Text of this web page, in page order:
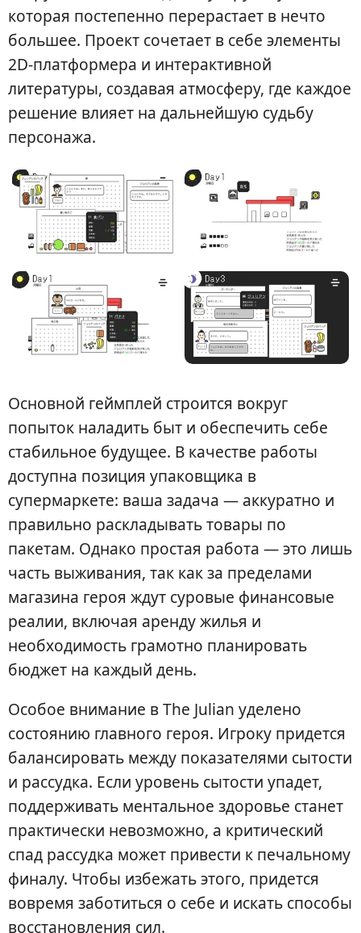
которая постепенно перерастает в нечто
большее. Проект сочетает в себе элементы
2D-платформера и интерактивной
литературы, создавая атмосферу, где каждое
решение влияет на дальнейшую судьбу
персонажа.
Основной геймплей строится вокруг
попыток наладить быт и обеспечить себе
стабильное будущее. В качестве работы
доступна позиция упаковщика в
супермаркете: ваша задача — аккуратно и
правильно раскладывать товары по
пакетам. Однако простая работа — это лишь
часть выживания, так как за пределами
магазина героя ждут суровые финансовые
реалии, включая аренду жилья и
необходимость грамотно планировать
бюджет на каждый день.
Особое внимание в The Julian уделено
состоянию главного героя. Игроку придется
балансировать между показателями сытости
и рассудка. Если уровень сытости упадет,
поддерживать ментальное здоровье станет
практически невозможно, а критический
спад рассудка может привести к печальному
финалу. Чтобы избежать этого, придется
вовремя заботиться о себе и искать способы
восстановления сил.